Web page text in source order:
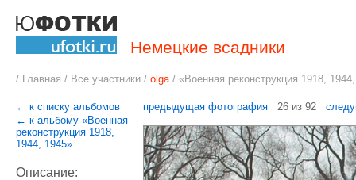
Немецкие всадники
/ Главная / Все участники / olga/ «Военная реконструкция 1918,
← к списку альбомов
← к альбому «Военная
реконструкция 1918,
1944, 1945»
Описание:
предыдущая фотография26 из 92